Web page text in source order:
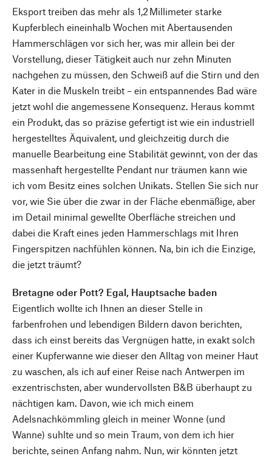
Eksport treiben das mehr als 1,2 Millimeter starke
Kupferblech eineinhalb Wochen mit Abertausenden
Hammerschlägen vor sich her, was mir allein bei der
Vorstellung, dieser Tätigkeit auch nur zehn Minuten
nachgehen zu müssen, den Schweiß auf die Stirn und den
Kater in die Muskeln treibt – ein entspannendes Bad wäre
jetzt wohl die angemessene Konsequenz. Heraus kommt
ein Produkt, das so präzise gefertigt ist wie ein industriell
hergestelltes Äquivalent, und gleichzeitig durch die
manuelle Bearbeitung eine Stabilität gewinnt, von der das
massenhaft hergestellte Pendant nur träumen kann wie
ich vom Besitz eines solchen Unikats. Stellen Sie sich nur
vor, wie Sie über die zwar in der Fläche ebenmäßige, aber
im Detail minimal gewellte Oberfläche streichen und
dabei die Kraft eines jeden Hammerschlags mit Ihren
Fingerspitzen nachfühlen können. Na, bin ich die Einzige,
die jetzt träumt?
Bretagne oder Pott? Egal, Hauptsache baden
Eigentlich wollte ich Ihnen an dieser Stelle in
farbenfrohen und lebendigen Bildern davon berichten,
dass ich einst bereits das Vergnügen hatte, in exakt solch
einer Kupferwanne wie dieser den Alltag von meiner Haut
zu waschen, als ich auf einer Reise nach Antwerpen im
exzentrischsten, aber wundervollsten B&B überhaupt zu
nächtigen kam. Davon, wie ich mich einem
Adelsnachkömmling gleich in meiner Wonne (und
Wanne) suhlte und so mein Traum, von dem ich hier
berichte, seinen Anfang nahm. Nun, wir könnten jetzt